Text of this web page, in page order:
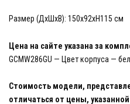
Размер (ДхШхВ): 150х92хH115 см
Цена на сайте указана за
GCMW286GU — Цвет корпуса —
Стоимость модели,
отличаться от цены,